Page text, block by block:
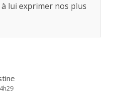
lui exprimer nos plus